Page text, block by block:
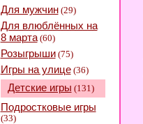
Для мужчин(29)
Для влюблённых на
8 марта(60)
Розыгрыши(75)
Игры на улице(36)
Детские игры (131)
Подростковые игры
(33)